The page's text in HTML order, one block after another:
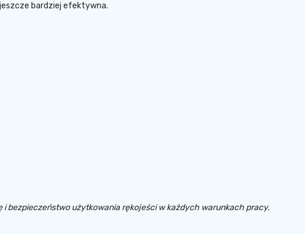
bardziej efektywna.
bezpieczeństwo użytkowania rękojeści w każdych warunkach pracy.